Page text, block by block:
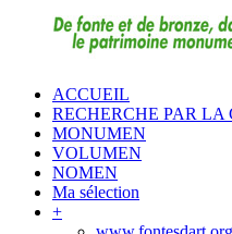
ACCUEIL
RECHERCHE PAR LA
MONUMEN
VOLUMEN
NOMEN
Ma sélection
+